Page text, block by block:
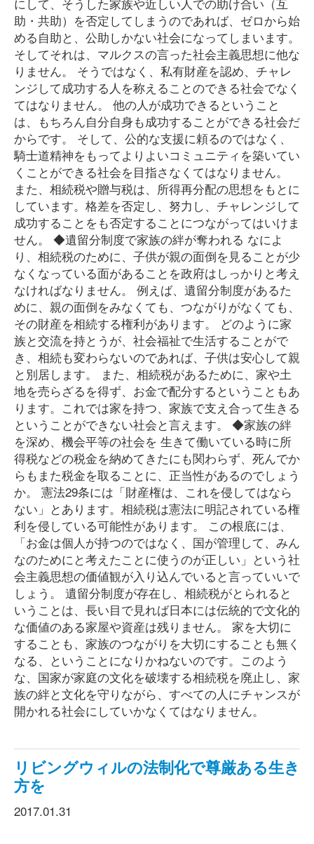
助・共助）を否定してしまうのであれば、ゼロから始
める自助と、公助しかない社会になってしまいます。
そしてそれは、マルクスの言った社会主義思想に他な
りません。 そうではなく、私有財産を認め、チャレ
ンジして成功する人を称えることのできる社会でなく
てはなりません。 他の人が成功できるということ
は、もちろん自分自身も成功することができる社会だ
からです。 そして、公的な支援に頼るのではなく、
騎士道精神をもってよりよいコミュニティを築いてい
くことができる社会を目指さなくてはなりません。
また、相続税や贈与税は、所得再分配の思想をもとに
しています。格差を否定し、努力し、チャレンジして
成功することをも否定することにつながってはいけま
せん。 ◆遺留分制度で家族の絆が奪われる なによ
り、相続税のために、子供が親の面倒を見ることが少
なくなっている面があることを政府はしっかりと考え
なければなりません。 例えば、遺留分制度があるた
めに、親の面倒をみなくても、つながりがなくても、
その財産を相続する権利があります。 どのように家
族と交流を持とうが、社会福祉で生活することがで
き、相続も変わらないのであれば、子供は安心して親
と別居します。 また、相続税があるために、家や土
地を売らざるを得ず、お金で配分するということもあ
ります。これでは家を持つ、家族で支え合って生きる
ということができない社会と言えます。 ◆家族の絆
を深め、機会平等の社会を 生きて働いている時に所
得税などの税金を納めてきたにも関わらず、死んでか
らもまた税金を取ることに、正当性があるのでしょう
か。 憲法29条には「財産権は、これを侵してはなら
ない」とあります。相続税は憲法に明記されている権
利を侵している可能性があります。 この根底には、
「お金は個人が持つのではなく、国が管理して、みん
なのためにと考えたことに使うのが正しい」という社
会主義思想の価値観が入り込んでいると言っていいで
しょう。 遺留分制度が存在し、相続税がとられると
いうことは、長い目で見れば日本には伝統的で文化的
な価値のある家屋や資産は残りません。 家を大切に
することも、家族のつながりを大切にすることも無く
なる、ということになりかねないのです。このよう
な、国家が家庭の文化を破壊する相続税を廃止し、家
族の絆と文化を守りながら、すべての人にチャンスが
開かれる社会にしていかなくてはなりません。
リビングウィルの法制化で尊厳ある生き
方を
2017.01.31